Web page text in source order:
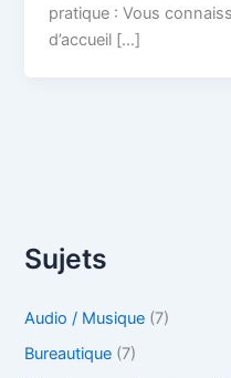
pratique : Vous
d’accueil […]
Sujets
Audio / Musique (7)
Bureautique (7)